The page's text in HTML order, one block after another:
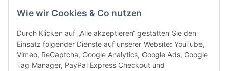
Wie wir Cookies & Co nutzen
Durch Klicken auf „Alle akzeptieren“ gestatten Sie den
Einsatz folgender Dienste auf unserer Website: YouTube,
Vimeo, ReCaptcha, Google Analytics, Google Ads, Google
Tag Manager, PayPal Express Checkout und
Versand in 1-3 Werktagen innerhalb Deutschlands
Expressversand zum nächsten Werktag bei Bestellungen
bis 12 Uhr möglich